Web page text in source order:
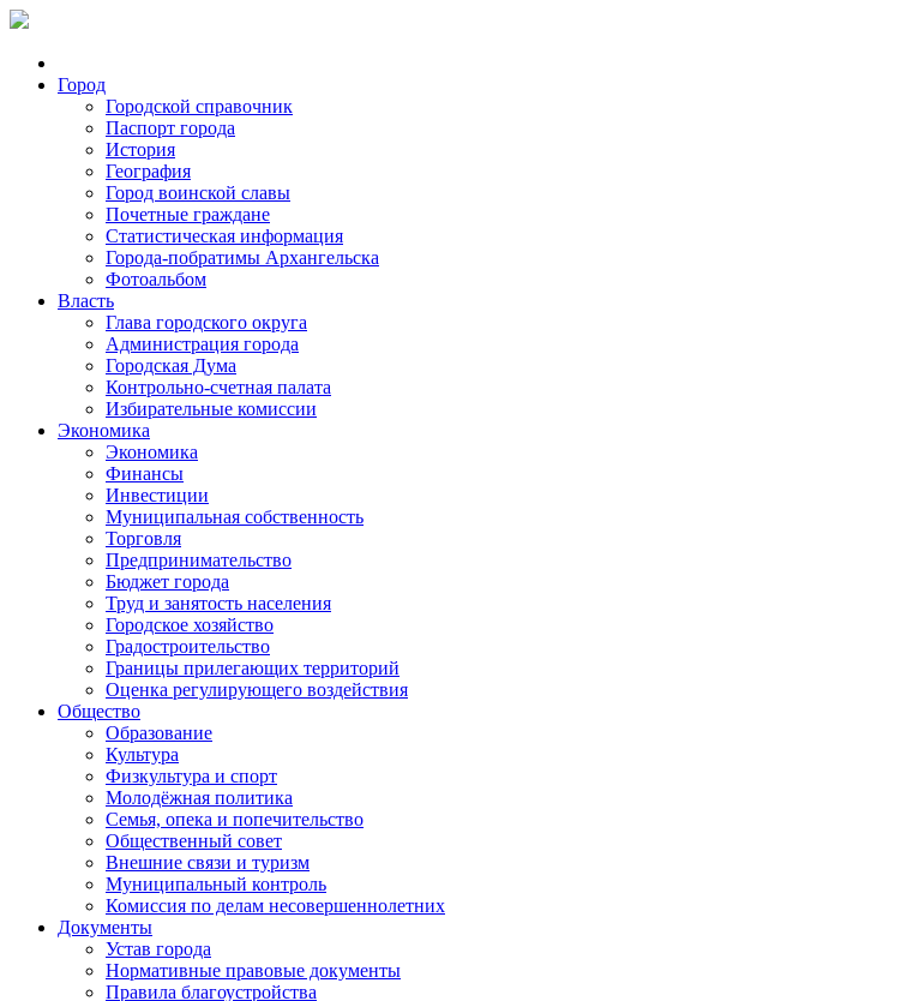
Город
Городской справочник
Паспорт города
История
География
Город воинской славы
Почетные граждане
Статистическая информация
Города-побратимы Архангельска
Фотоальбом
Власть
Глава городского округа
Администрация города
Городская Дума
Контрольно-счетная палата
Избирательные комиссии
Экономика
Экономика
Финансы
Инвестиции
Муниципальная собственность
Торговля
Предпринимательство
Бюджет города
Труд и занятость населения
Городское хозяйство
Градостроительство
Границы прилегающих территорий
Оценка регулирующего воздействия
Общество
Образование
Культура
Физкультура и спорт
Молодёжная политика
Семья, опека и попечительство
Общественный совет
Внешние связи и туризм
Муниципальный контроль
Комиссия по делам несовершеннолетних
Документы
Устав города
Нормативные правовые документы
Правила благоустройства